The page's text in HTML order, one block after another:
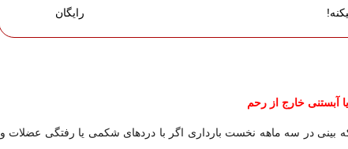
رایگان
آبستنی خارج از رحم
بینی در سه ماهه نخست بارداری اگر با دردهای شکمی یا رفتگی عضلات و